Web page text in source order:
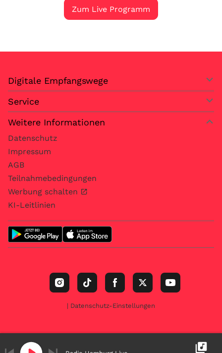
Zum Live Programm
Digitale Empfangswege
Service
Weitere Informationen
Datenschutz
Impressum
AGB
Teilnahmebedingungen
Werbung schalten
KI-Leitlinien
| Datenschutz-Einstellungen